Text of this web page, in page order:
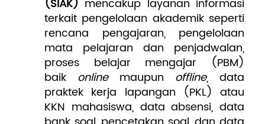
(SIAK) mencakup layanan informasi
terkait pengelolaan akademik seperti
rencana pengajaran, pengelolaan
mata pelajaran dan penjadwalan,
proses belajar mengajar (PBM)
baik online maupun offline, data
praktek kerja lapangan (PKL) atau
KKN mahasiswa, data absensi, data